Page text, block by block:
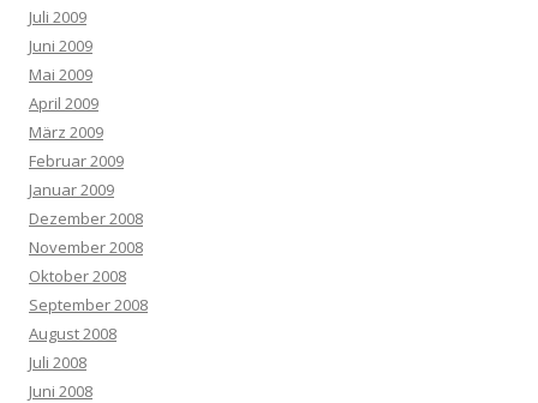
Juli 2009
Juni 2009
Mai 2009
April 2009
März 2009
Februar 2009
Januar 2009
Dezember 2008
November 2008
Oktober 2008
September 2008
August 2008
Juli 2008
Juni 2008